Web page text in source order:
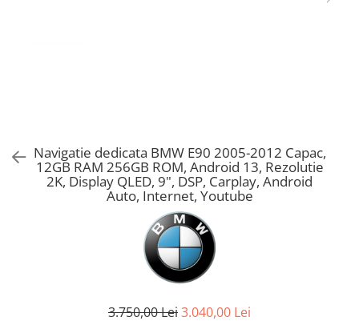
Navigatie dedicata BMW E90 2005-2012 Capac,
12GB RAM 256GB ROM, Android 13, Rezolutie
2K, Display QLED, 9", DSP, Carplay, Android
Auto, Internet, Youtube
3.750,00 Lei3.040,00 Lei